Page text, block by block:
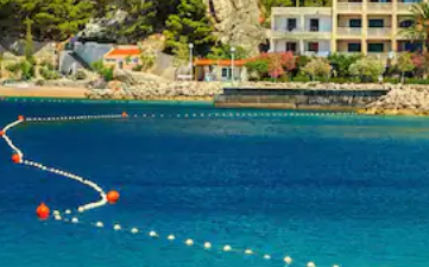
în sus și în jos sau prin gesturi de atingere ori glisare.